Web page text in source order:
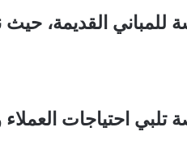
القديمة، حيث
احتياجات